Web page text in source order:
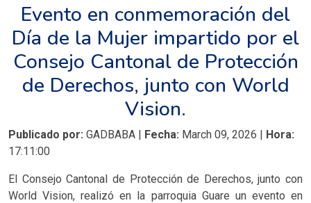
Evento en conmemoración del
Día de la Mujer impartido por el
Consejo Cantonal de Protección
de Derechos, junto con World
Vision.
Publicado por: GADBABA | Fecha: March 09, 2026 | Hora:
17:11:00
El Consejo Cantonal de Protección de Derechos, junto con
World Vision, realizó en la parroquia Guare un evento en